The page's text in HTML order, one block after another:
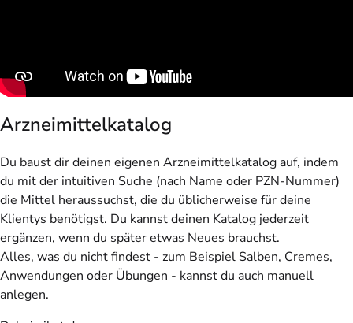
Arzneimittelkatalog
Du baust dir deinen eigenen Arzneimittelkatalog auf, indem
du mit der intuitiven Suche (nach Name oder PZN-Nummer)
die Mittel heraussuchst, die du üblicherweise für deine
Klientys benötigst. Du kannst deinen Katalog jederzeit
ergänzen, wenn du später etwas Neues brauchst.
Alles, was du nicht findest - zum Beispiel Salben, Cremes,
Anwendungen oder Übungen - kannst du auch manuell
anlegen.